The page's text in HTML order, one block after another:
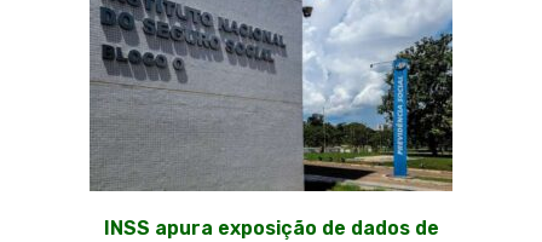
INSS apura exposição de dados de